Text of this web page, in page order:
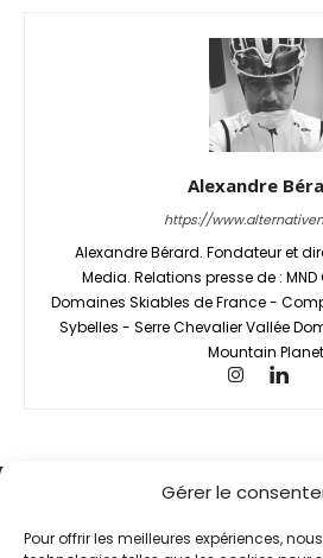
Gérer le
Pour offrir les meilleures expériences,
Alexandre
https://
Alexandre Bérard. Fondateur et
Media. Relations presse de :
Domaines Skiables de France -
Sybelles - Serre Chevalier Vallée
Mountain Planet